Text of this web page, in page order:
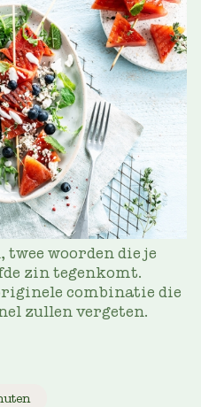
woorden die je
zin tegenkomt.
combinatie die
zullen vergeten.